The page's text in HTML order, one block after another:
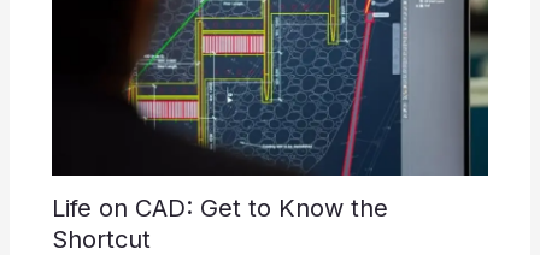
Life on CAD: Get to Know the
Shortcut